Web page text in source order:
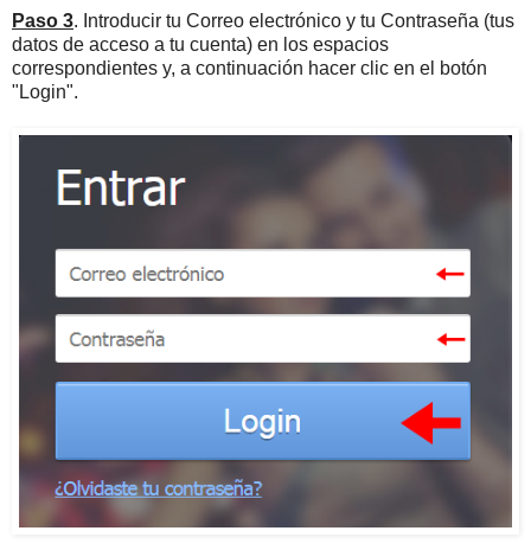
Paso 3. Introducir tu Correo electrónico y tu Contraseña (tus
datos de acceso a tu cuenta) en los espacios
correspondientes y, a continuación hacer clic en el botón
"Login".